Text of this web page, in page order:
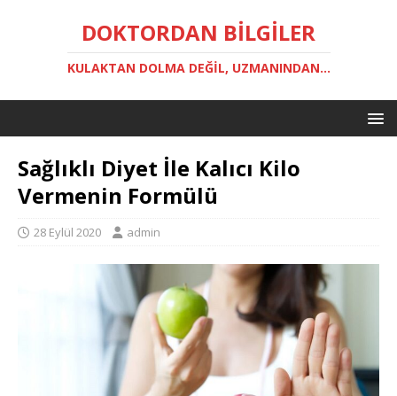
DOKTORDAN BILGILER
KULAKTAN DOLMA DEĞIL, UZMANINDAN...
Sağlıklı Diyet İle Kalıcı Kilo
Vermenin Formülü
28 Eylül 2020 admin